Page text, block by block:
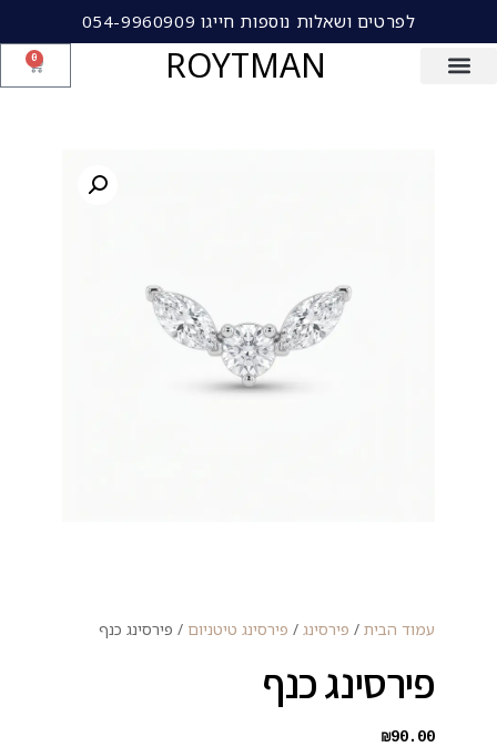
לפרטים ושאלות נוספות חייגו 054-9960909
ROYTMAN
0
עמוד הבית / פירסינג / פירסינג טיטניום / פירסינג כנף
פירסינג כנף
₪90.00